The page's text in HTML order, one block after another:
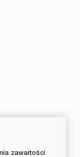
zawartości